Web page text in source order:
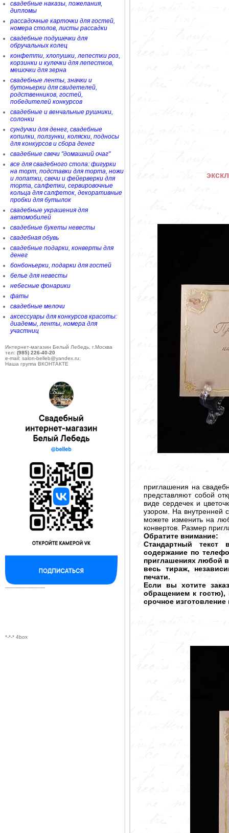
свадебные наказы, пожелания,
дипломы
рассадочные карточки для гостей,
номера столов, листы рассадки
свадебные подушечки для
обручальных колец
конфетти, хлопушки, лепестки роз,
корзинки и кулечки для лепестков,
мешочки для зерна
свадебные ленты, значки и
бутоньерки для свидетелей,
родственников, гостей,
победителей конкурсов
свадебные и венчальные рушники,
солонки
сундучки для денег, свадебные
копилки, ползунки, коляски, подносы
для конкурсов и сбора денег
свадебные свечи "домашний очаг"
все для свадебного стола: фигурки
на торт, подставки для торта, ножи
и лопатки, свечи и фейерверки для
торта, салфетки, сервировочные
кольца для салфеток, декоративные
пробки для бутылок
свадебные украшения для
автомобилей
свадебные букеты невесты
свадебная обувь
свадебные подарки, конверты для
денег
бонбоньерки, подарки для гостей
белье для невесты
небесные фонарики
фаты
свадебные мелочи
аксессуары для конкурсов красоты:
диадемы, ленты, номера для
участниц
Интернет-магазин Белый Лебедь, г.Москва
тел: (985) 226-40-20
e-mail: salon-belleb@yandex.ru;
Наша группа ВКОНТАКТЕ
--------------------------
*-*-* 4box
приглашения на
представляют собой
виде сердечек и
узором. На внутренней
можете изменить на
конвертов. Размер
Обратите внимание:
Стандартный
содержание по
приглашениях любой
весь тираж,
печати.
Если вы хотите
обращением к гостю),
срочное